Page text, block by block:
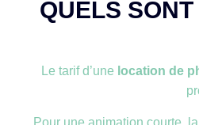
QUELS
Le tarif d’une location de
Pour une animation courte,